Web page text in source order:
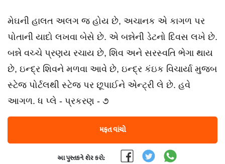
મેઘની હાલત અલગ જ હોય છે, અચાનક એ કાગળ પર
પોતાની યાદો લખવા બેસે છે. એ બન્નેની ડેટનો દિવસ લખે છે.
બન્ને વચ્ચે પ્રણય રચાય છે, શિવ અને સરસ્વતિ ભેગા થાય
છે, ઇન્દ્ર શિવને મળવા આવે છે, ઇન્દ્ર કંઇક વિચાર્યા મુજબ
સ્ટેજ પોર્ટલથી સ્ટેજ પર છૂપાઈને એન્ટ્રી લે છે. હવે
આગળ. ધ પ્લે - પ્રકરણ - ૭
મફત વાંચો
આ પુસ્તકને શેર કરો: